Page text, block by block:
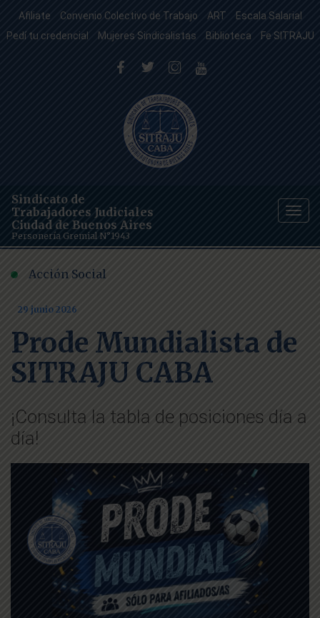
Afiliate Convenio Colectivo de Trabajo ART
Escala Salarial
Pedí tu credencial
Mujeres Sindicalistas Biblioteca Fe SITRAJU
Sindicato de
Trabajadores Judiciales
Ciudad de Buenos Aires
Personería Gremial N°1943
Acción Social
29 junio 2026
Prode Mundialista de
SITRAJU CABA
¡Consulta la tabla de posiciones día a
día!